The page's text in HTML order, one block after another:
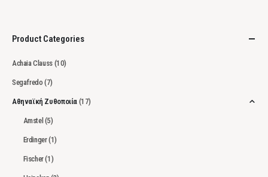
Product Categories
Achaia Clauss (10)
Segafredo (7)
Αθηναϊκή Ζυθοποιία (17)
Amstel (5)
Erdinger(1)
Fischer(1)